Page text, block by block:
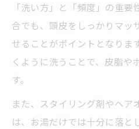
「洗い方」と「頻度」の重
合でも、頭皮をしっかりマッ
せることがポイントとなりま
くように洗うことで、皮脂や
す。
また、スタイリング剤やヘア
は、お湯だけでは十分に落と